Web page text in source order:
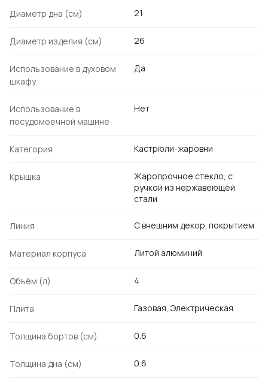
Диаметр дна (см) 21
Диаметр изделия (см) 26
Использование в духовом
шкафу
Да
Использование в
посудомоечной машине
Нет
Категория Кастрюли-жаровни
Крышка
Жаропрочное стекло, с
ручкой из нержавеющей
стали
Линия С внешним декор. покрытием
Материал корпуса Литой алюминий
Объём (л) 4
Плита Газовая, Электрическая
Толщина бортов (см) 0.6
Толщина дна (см) 0.6